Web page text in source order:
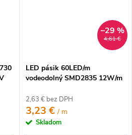
4,61 €
–29 %
LED pásik 60LED/m
vodeodolný SMD2835 12W/m
2,63 € bez DPH
3,23 €/ m
Skladom